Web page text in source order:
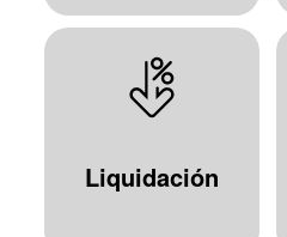
Liquidación